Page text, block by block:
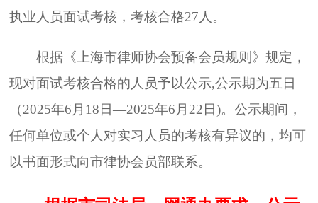
执业人员面试考核，考核合格27 人。
根据《上海市律师协会预备会员规则》规定，
现对面试考核合格的人员予以公示,公示期为五日
（2025年6 月 18 日—2025年6 月 22 日)。公示期间，
任何单位或个人对实习人员的考核有异议的，均可
以书面形式向市律协会员部联系。